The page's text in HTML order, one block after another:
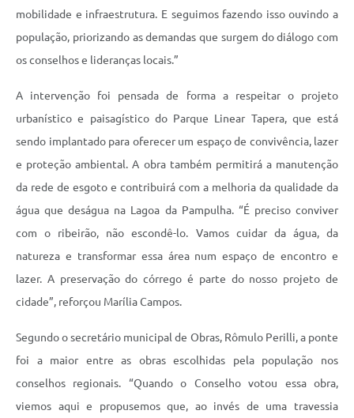
mobilidade e infraestrutura. E seguimos fazendo isso ouvindo a
população, priorizando as demandas que surgem do diálogo com
os conselhos e lideranças locais.”
A intervenção foi pensada de forma a respeitar o projeto
urbanístico e paisagístico do Parque Linear Tapera, que está
sendo implantado para oferecer um espaço de convivência, lazer
e proteção ambiental. A obra também permitirá a manutenção
da rede de esgoto e contribuirá com a melhoria da qualidade da
água que deságua na Lagoa da Pampulha. “É preciso conviver
com o ribeirão, não escondê-lo. Vamos cuidar da água, da
natureza e transformar essa área num espaço de encontro e
lazer. A preservação do córrego é parte do nosso projeto de
cidade”, reforçou Marília Campos.
Segundo o secretário municipal de Obras, Rômulo Perilli, a ponte
foi a maior entre as obras escolhidas pela população nos
conselhos regionais. “Quando o Conselho votou essa obra,
viemos aqui e propusemos que, ao invés de uma travessia